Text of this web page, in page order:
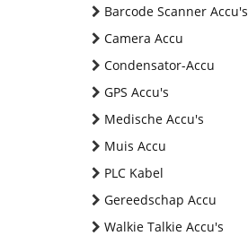
Barcode Scanner Accu's
Camera Accu
Condensator-Accu
GPS Accu's
Medische Accu's
Muis Accu
PLC Kabel
Gereedschap Accu
Walkie Talkie Accu's